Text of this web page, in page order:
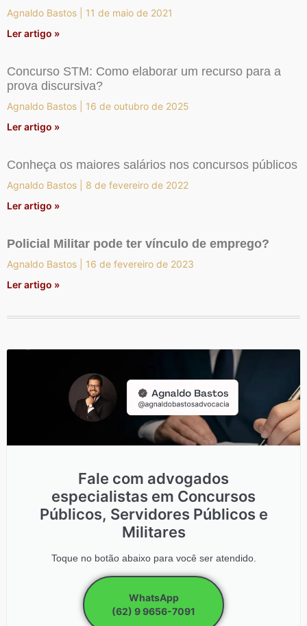
Agnaldo Bastos
11 de maio de 2021
Ler artigo »
Concurso STM: Como elaborar um recurso para a
prova discursiva?
Agnaldo Bastos
16 de outubro de 2025
Ler artigo »
Conheça os maiores salários nos concursos públicos
Agnaldo Bastos
8 de fevereiro de 2022
Ler artigo »
Policial Militar pode ter vínculo de emprego?
Agnaldo Bastos
16 de fevereiro de 2023
Ler artigo »
Fale com advogados
especialistas em Concursos
Públicos, Servidores Públicos e
Militares
Toque no botão abaixo para você ser atendido.
WhatsApp
(62) 9 9656-7091